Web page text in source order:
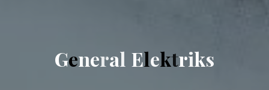
General Elektriks